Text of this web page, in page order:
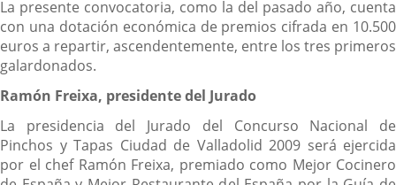
La presente convocatoria, como la del pasado año, cuenta
con una dotación económica de premios cifrada en 10.500
euros a repartir, ascendentemente, entre los tres primeros
galardonados.
Ramón Freixa, presidente del Jurado
La presidencia del Jurado del Concurso Nacional de
Pinchos y Tapas Ciudad de Valladolid 2009 será ejercida
por el chef Ramón Freixa, premiado como Mejor Cocinero